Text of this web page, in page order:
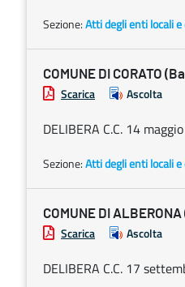
Sezione:Atti degli enti locali
COMUNE DI CORATO
Scarica Ascolta
DELIBERA C.C. 14
Sezione:Atti degli enti locali
COMUNE DI
Scarica Ascolta
DELIBERA C.C. 17